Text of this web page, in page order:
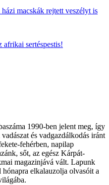
macskák rejtett veszélyt is
afrikai sertéspestis!
1990-ben jelent meg, így
és vadgazdálkodás iránt
fehérben, napilap
sőt, az egész Kárpát-
magazinjává vált. Lapunk
elkalauzolja olvasóit a